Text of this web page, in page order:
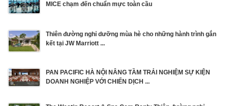
MICE chạm đến chuẩn mực toàn cầu
Thiên đường nghỉ dưỡng mùa hè cho những hành trình gắn
kết tại JW Marriott ...
PAN PACIFIC HÀ NỘI NÂNG TẦM TRẢI NGHIỆM SỰ KIỆN
DOANH NGHIỆP VỚI CHIẾN DỊCH ...